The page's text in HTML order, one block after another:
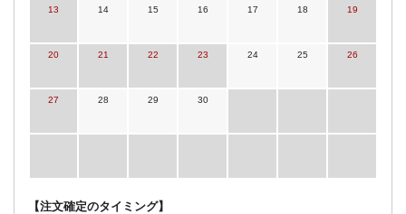
13 14 15 16 17 18 19
20 21 22 23 24 25 26
27 28 29 30
【注文確定のタイミング】